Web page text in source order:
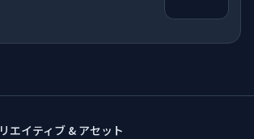
エイティブ & アセット